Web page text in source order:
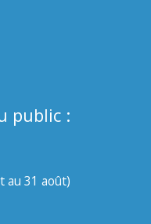
public :
au 31 août)